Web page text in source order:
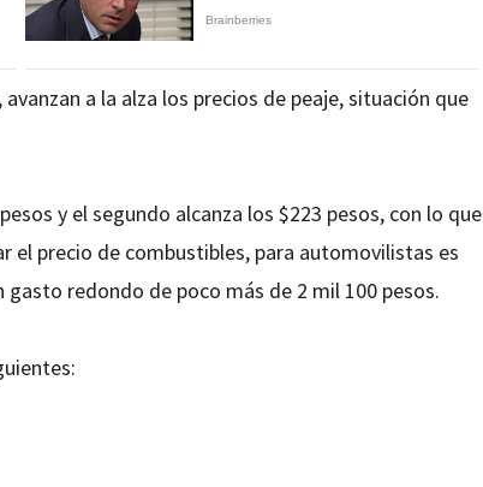
a la alza los precios de peaje, situación que
y el segundo alcanza los $223 pesos, con lo que
el precio de combustibles, para automovilistas es
redondo de poco más de 2 mil 100 pesos.